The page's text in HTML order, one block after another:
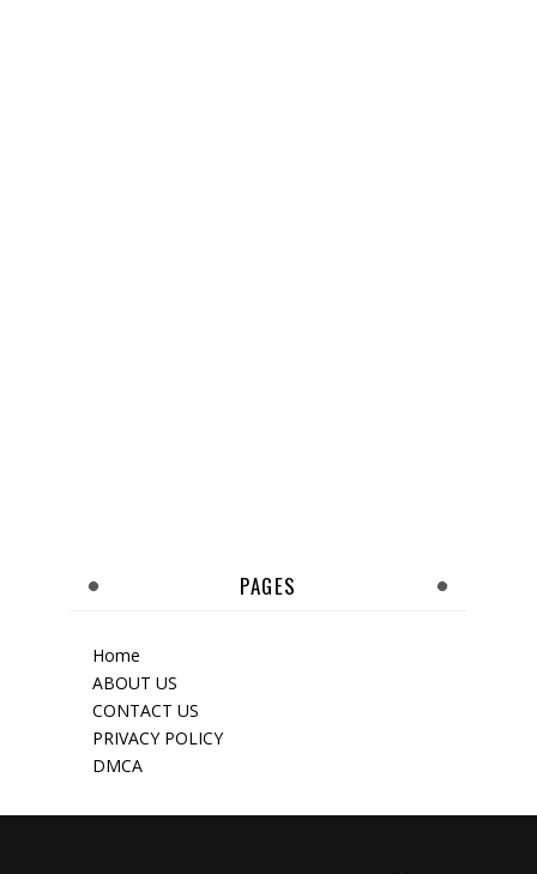
PAGES
Home
ABOUT US
CONTACT US
PRIVACY POLICY
DMCA